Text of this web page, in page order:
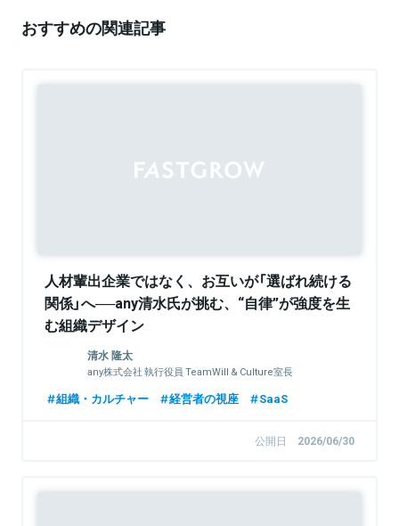
おすすめの関連記事
人材輩出企業ではなく、お互いが「選ばれ続ける
関係」へ──any清水氏が挑む、“自律”が強度を生
む組織デザイン
清水 隆太
any株式会社 執行役員 TeamWill & Culture室長
組織・カルチャー 経営者の視座 SaaS
公開日 2026/06/30